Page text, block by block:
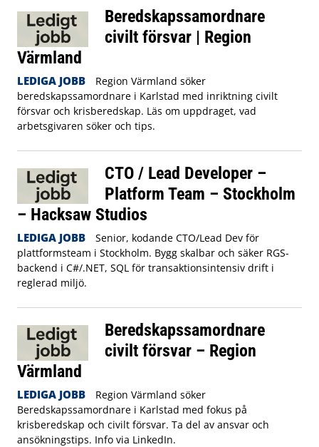
Beredskapssamordnare
civilt försvar | Region
Värmland
LEDIGA JOBB
Region Värmland söker
beredskapssamordnare i Karlstad med inriktning civilt
försvar och krisberedskap. Läs om uppdraget, vad
arbetsgivaren söker och tips.
CTO / Lead Developer –
Platform Team – Stockholm
– Hacksaw Studios
LEDIGA JOBB
Senior, kodande CTO/Lead Dev för
plattformsteam i Stockholm. Bygg skalbar och säker RGS-
backend i C#/.NET, SQL för transaktionsintensiv drift i
reglerad miljö.
Beredskapssamordnare
civilt försvar – Region
Värmland
LEDIGA JOBB
Region Värmland söker
Beredskapssamordnare i Karlstad med fokus på
krisberedskap och civilt försvar. Ta del av ansvar och
ansökningstips. Info via LinkedIn.